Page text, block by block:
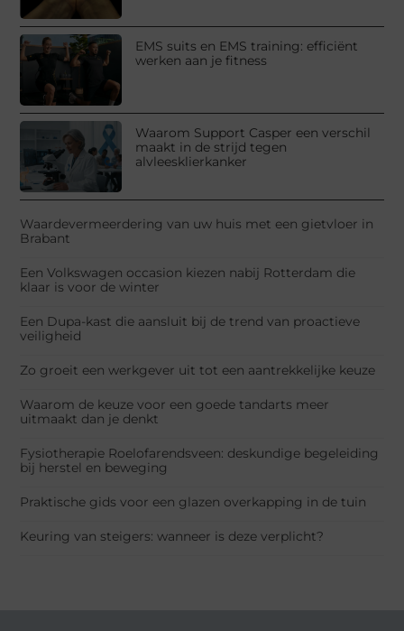
EMS suits en EMS training: efficiënt
werken aan je fitness
Waarom Support Casper een verschil
maakt in de strijd tegen
alvleesklierkanker
Waardevermeerdering van uw huis met een gietvloer in
Brabant
Een Volkswagen occasion kiezen nabij Rotterdam die
klaar is voor de winter
Een Dupa-kast die aansluit bij de trend van proactieve
veiligheid
Zo groeit een werkgever uit tot een aantrekkelijke keuze
Waarom de keuze voor een goede tandarts meer
uitmaakt dan je denkt
Fysiotherapie Roelofarendsveen: deskundige begeleiding
bij herstel en beweging
Praktische gids voor een glazen overkapping in de tuin
Keuring van steigers: wanneer is deze verplicht?